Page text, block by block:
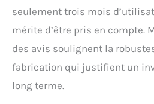
seulement trois mois
mérite d’être pris en compte.
des avis soulignent la
fabrication qui justifient un
long terme.